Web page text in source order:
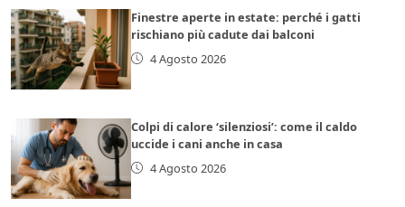
Finestre aperte in estate: perché i gatti
rischiano più cadute dai balconi
4 Agosto 2026
Colpi di calore ‘silenziosi’: come il caldo
uccide i cani anche in casa
4 Agosto 2026